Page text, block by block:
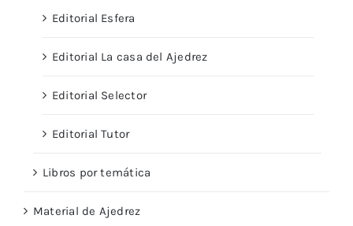
Editorial Esfera
Editorial La casa del Ajedrez
Editorial Selector
Editorial Tutor
Libros por temática
Material de Ajedrez